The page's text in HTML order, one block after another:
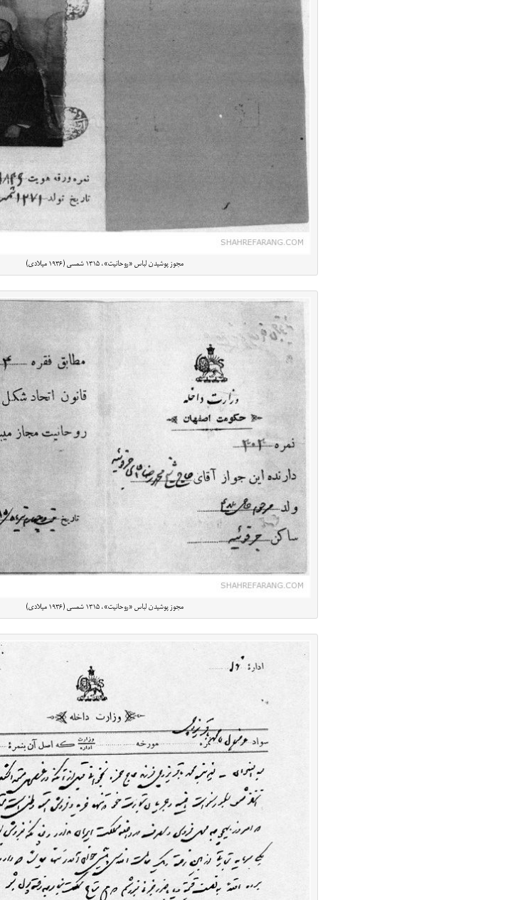
مجوز پوشیدن لباس «روحانیت»، ۱۳۱۵ شمسی (۱۹۳۶ میلادی)
مجوز پوشیدن لباس «روحانیت»، ۱۳۱۵ شمسی (۱۹۳۶ میلادی)